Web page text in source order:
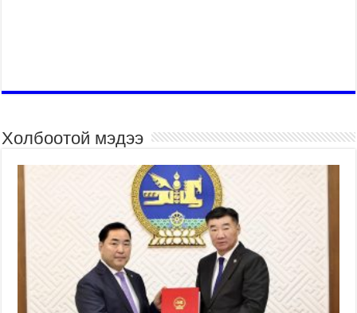
Холбоотой мэдээ